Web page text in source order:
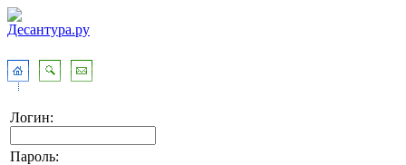
Логин:
Пароль: